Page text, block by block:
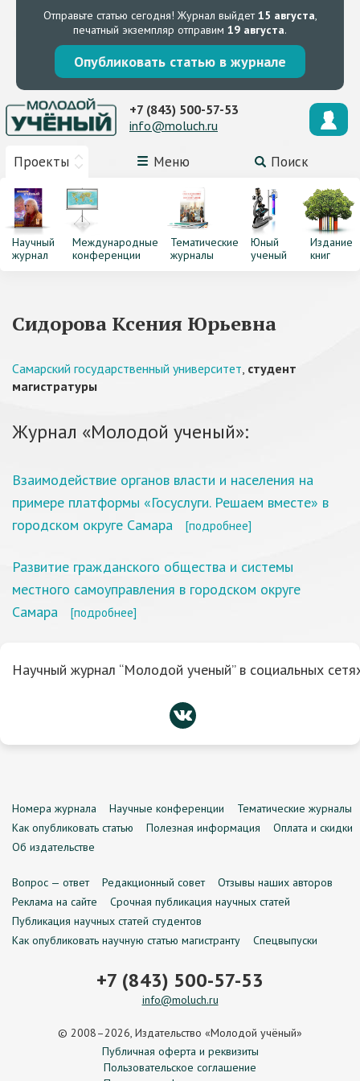
Отправьте статью сегодня! Журнал выйдет15 августа,
печатный экземпляр отправим 19 августа.
Опубликовать статью в журнале
Проекты Меню Поиск
+7 (843) 500-57-53
info@moluch.ru
Научный
журнал
Международные
конференции
Тематические
журналы
Юный
ученый
Издание
книг
Сидорова Ксения Юрьевна
Самарский государственный университет, студент
магистратуры
Журнал «Молодой ученый»:
Взаимодействие органов власти и населения на
примере платформы «Госуслуги. Решаем вместе» в
городском округе Самара
[подробнее]
Развитие гражданского общества и системы
местного самоуправления в городском округе
Самара
[подробнее]
Научный журнал “Молодой ученый” в социальных
Номера журнала Научные конференции
Тематические журналы
Как опубликовать статью
Полезная информация
Оплата и скидки
Об издательстве
Вопрос — ответ Редакционный совет
Отзывы наших авторов
Реклама на сайте
Срочная публикация научных статей
Публикация научных статей студентов
Как опубликовать научную статью магистранту
Спецвыпуски
+7 (843) 500-57-53
info@moluch.ru
© 2008–2026, Издательство «Молодой учёный»
Публичная оферта и реквизиты
Пользовательское соглашение